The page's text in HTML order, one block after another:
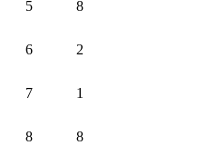
5 8
6 2
7 1
8 8